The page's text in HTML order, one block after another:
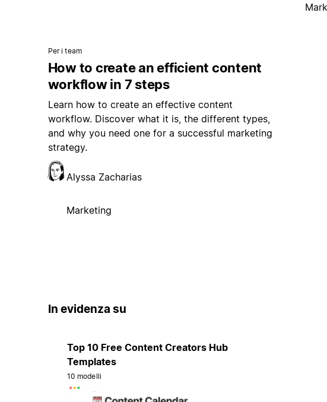
Per i team
How to create an efficient content
workflow in 7 steps
Learn how to create an effective content
workflow. Discover what it is, the different types,
and why you need one for a successful marketing
strategy.
Alyssa Zacharias
Marketing
In evidenza su
Top 10 Free Content Creators Hub
Templates
10 modelli